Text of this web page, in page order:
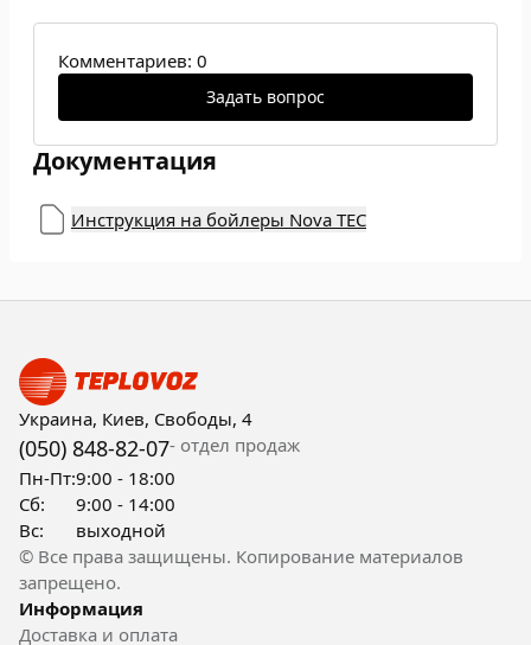
Комментариев: 0
Задать вопрос
Документация
Инструкция на бойлеры Nova TEC
Украина, Киев, Свободы, 4
(050) 848-82-07- отдел продаж
Пн-Пт:9:00 - 18:00
Сб:
9:00 - 14:00
Вс:
выходной
© Все права защищены. Копирование материалов
запрещено.
Информация
Доставка и оплата